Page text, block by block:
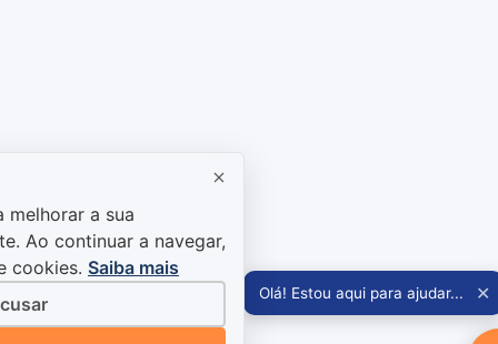
melhorar a sua
Ao continuar a navegar,
cookies. Saiba mais
Olá! Estou aqui para ajudar... ✕